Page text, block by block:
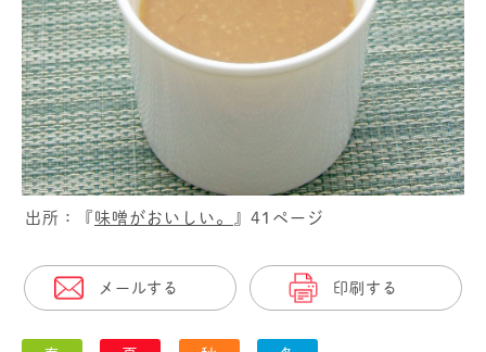
出所：『 味噌がおいしい。 』41ページ
メールする 印刷する